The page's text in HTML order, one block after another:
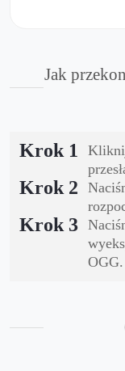
Jak
Krok 1
Krok 2
Krok 3
OGG.